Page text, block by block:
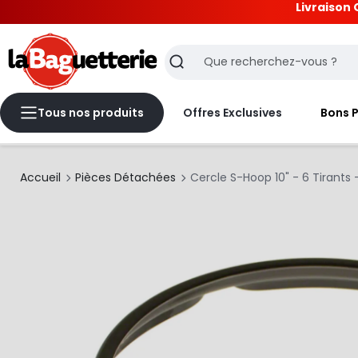
Livraison
Recherche
Tous nos produits Offres Exclusives Bons
Accueil Pièces Détachées Cercle S-Hoop 10" - 6 Tirants